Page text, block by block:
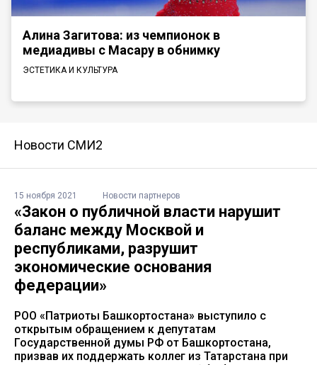
Алина Загитова: из чемпионок в
медиадивы с Масару в обнимку
ЭСТЕТИКА И КУЛЬТУРА
Новости СМИ2
15 ноября 2021 Новости партнеров
«Закон о публичной власти нарушит
баланс между Москвой и
республиками, разрушит
экономические основания
федерации»
РОО «Патриоты Башкортостана» выступило с
открытым обращением к депутатам
Государственной думы РФ от Башкортостана,
призвав их поддержать коллег из Татарстана при